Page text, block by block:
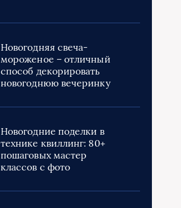
Новогодняя свеча-
мороженое – отличный
способ декорировать
новогоднюю вечеринку
Новогодние поделки в
технике квиллинг: 80+
пошаговых мастер
классов с фото